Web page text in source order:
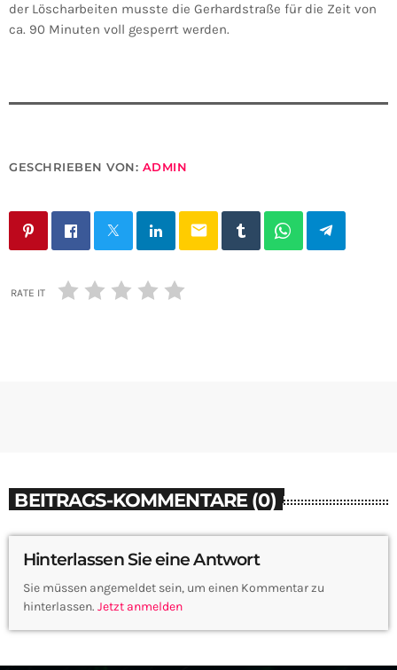
der Löscharbeiten musste die Gerhardstraße für die Zeit von
ca. 90 Minuten voll gesperrt werden.
GESCHRIEBEN VON: ADMIN
email
RATE IT
BEITRAGS-KOMMENTARE (0)
Hinterlassen Sie eine Antwort
Sie müssen angemeldet sein, um einen Kommentar zu
hinterlassen. Jetzt anmelden